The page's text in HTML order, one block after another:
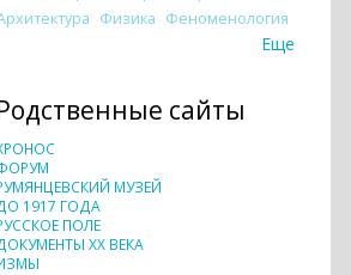
Физика Феноменология
Еще
сайты
МУЗЕЙ
1917 ГОДА
ПОЛЕ
XX ВЕКА